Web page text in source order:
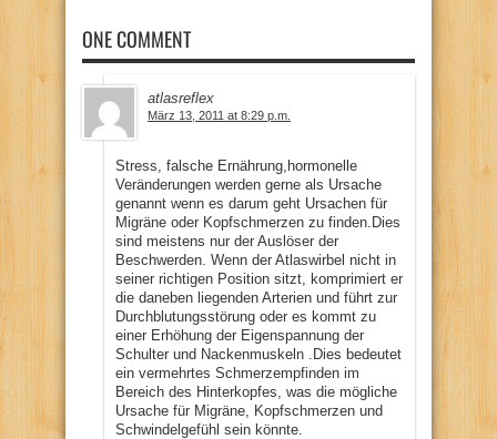
ONE COMMENT
atlasreflex
März 13, 2011 at 8:29 p.m.
Stress, falsche Ernährung,hormonelle
Veränderungen werden gerne als Ursache
genannt wenn es darum geht Ursachen für
Migräne oder Kopfschmerzen zu finden.Dies
sind meistens nur der Auslöser der
Beschwerden. Wenn der Atlaswirbel nicht in
seiner richtigen Position sitzt, komprimiert er
die daneben liegenden Arterien und führt zur
Durchblutungsstörung oder es kommt zu
einer Erhöhung der Eigenspannung der
Schulter und Nackenmuskeln .Dies bedeutet
ein vermehrtes Schmerzempfinden im
Bereich des Hinterkopfes, was die mögliche
Ursache für Migräne, Kopfschmerzen und
Schwindelgefühl sein könnte.